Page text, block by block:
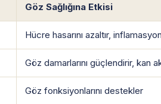
Göz Sağlığına Etkisi
Hücre hasarını azaltır,
Göz damarlarını güçlendirir, kan
Göz fonksiyonlarını destekler